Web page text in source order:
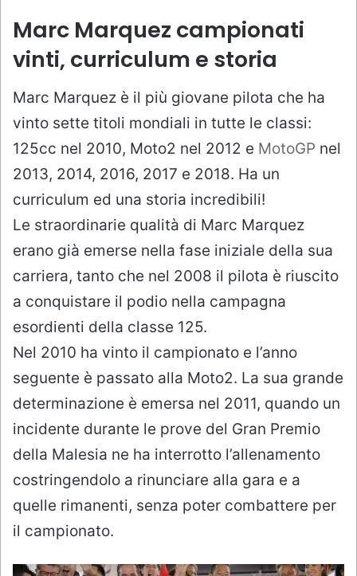
Marc Marquez campionati
vinti, curriculum e storia
Marc Marquez è il più giovane pilota che ha
vinto sette titoli mondiali in tutte le classi:
125cc nel 2010, Moto2 nel 2012 e MotoGP nel
2013, 2014, 2016, 2017 e 2018. Ha un
curriculum ed una storia incredibili!
Le straordinarie qualità di Marc Marquez
erano già emerse nella fase iniziale della sua
carriera, tanto che nel 2008 il pilota è riuscito
a conquistare il podio nella campagna
esordienti della classe 125.
Nel 2010 ha vinto il campionato e l’anno
seguente è passato alla Moto2. La sua grande
determinazione è emersa nel 2011, quando un
incidente durante le prove del Gran Premio
della Malesia ne ha interrotto l’allenamento
costringendolo a rinunciare alla gara e a
quelle rimanenti, senza poter combattere per
il campionato.